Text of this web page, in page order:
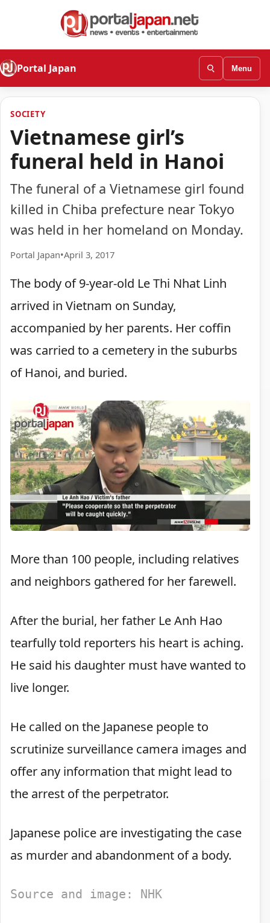
Portal Japan Menu
SOCIETY
Vietnamese girl’s
funeral held in Hanoi
The funeral of a Vietnamese girl found
killed in Chiba prefecture near Tokyo
was held in her homeland on Monday.
Portal Japan•April 3, 2017
The body of 9-year-old Le Thi Nhat Linh
arrived in Vietnam on Sunday,
accompanied by her parents. Her coffin
was carried to a cemetery in the suburbs
of Hanoi, and buried.
More than 100 people, including relatives
and neighbors gathered for her farewell.
After the burial, her father Le Anh Hao
tearfully told reporters his heart is aching.
He said his daughter must have wanted to
live longer.
He called on the Japanese people to
scrutinize surveillance camera images and
offer any information that might lead to
the arrest of the perpetrator.
Japanese police are investigating the case
as murder and abandonment of a body.
Source and image: NHK